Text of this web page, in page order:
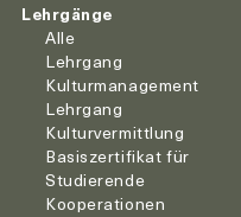
Lehrgänge
Alle
Lehrgang
Kulturmanagement
Lehrgang
Kulturvermittlung
Basiszertifikat für
Studierende
Kooperationen